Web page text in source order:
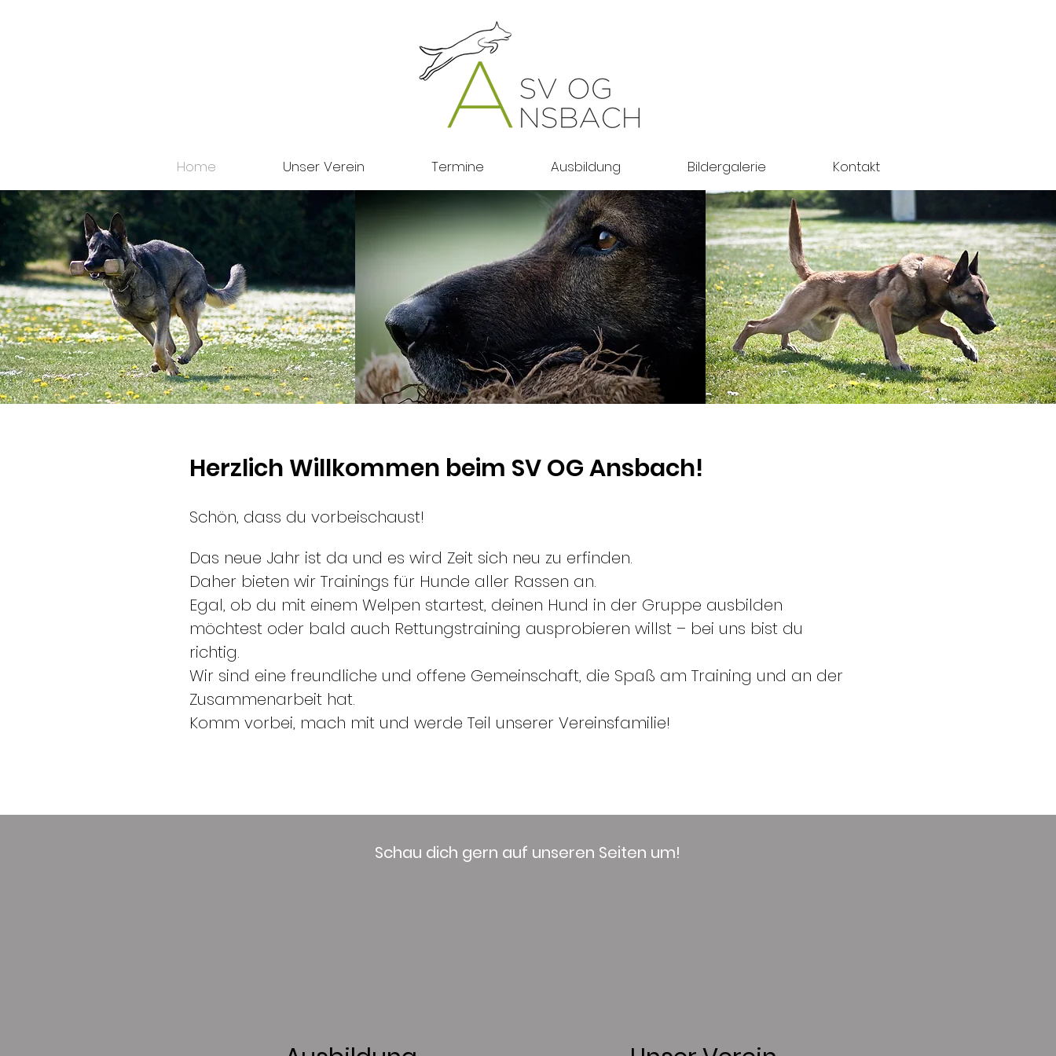
Home Unser Verein Termine Ausbildung Bildergalerie Kontakt
Herzlich Willkommen beim SV OG Ansbach!
Schön, dass du vorbeischaust!
Das neue Jahr ist da und es wird Zeit sich neu zu erfinden.
Daher bieten wir Trainings für Hunde aller Rassen an.
Egal, ob du mit einem Welpen startest, deinen Hund in der Gruppe ausbilden
möchtest oder bald auch Rettungstraining ausprobieren willst – bei uns bist du
richtig.
Wir sind eine freundliche und offene Gemeinschaft, die Spaß am Training und an der
Zusammenarbeit hat.
Komm vorbei, mach mit und werde Teil unserer Vereinsfamilie!
Schau dich gern auf unseren Seiten um!